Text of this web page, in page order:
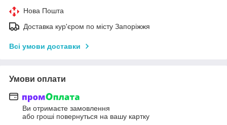
Нова Пошта
Доставка кур'єром по місту Запоріжжя
Всі умови доставки
Умови оплати
Ви отримаєте замовлення
або гроші повернуться на вашу картку